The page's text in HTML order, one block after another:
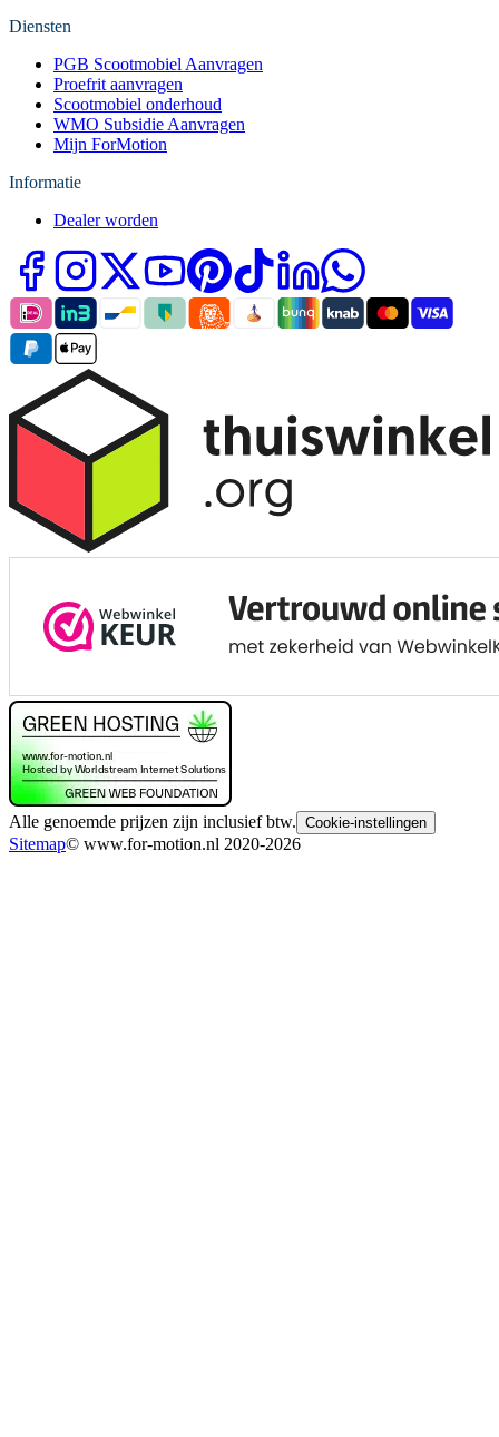
Diensten
PGB Scootmobiel Aanvragen
Proefrit aanvragen
Scootmobiel onderhoud
WMO Subsidie Aanvragen
Mijn ForMotion
Informatie
Dealer worden
Alle genoemde prijzen zijn inclusief btw. Cookie-instellingen
Sitemap© www.for-motion.nl 2020-2026